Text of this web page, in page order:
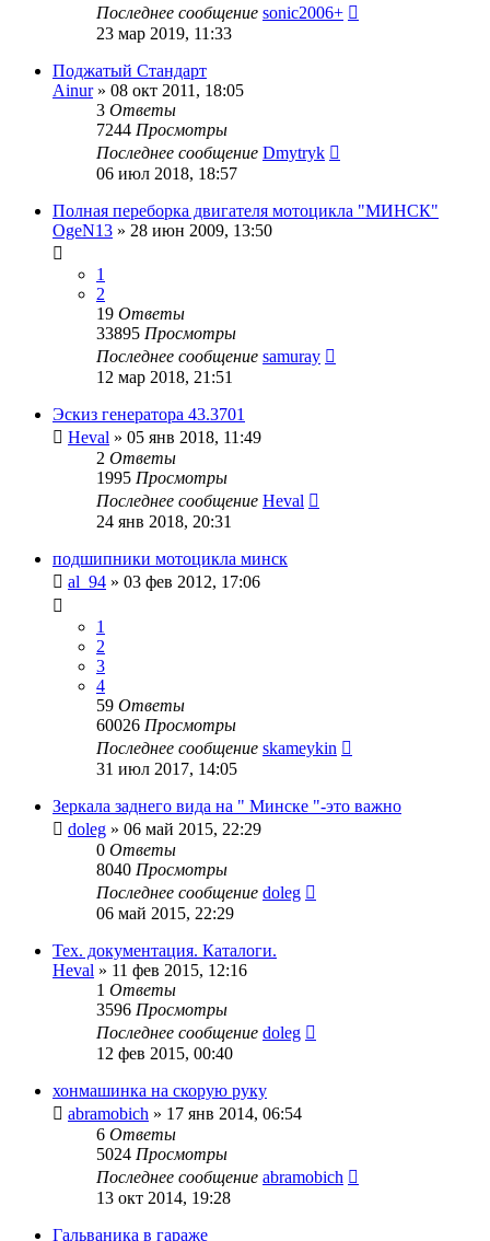
Последнее сообщение sonic2006+
23 мар 2019, 11:33
Поджатый Стандарт
Ainur» 08 окт 2011, 18:05
3 Ответы
7244 Просмотры
Последнее сообщение Dmytryk
06 июл 2018, 18:57
Полная переборка двигателя мотоцикла "МИНСК"
OgeN13 » 28 июн 2009, 13:50
1
2
19 Ответы
33895 Просмотры
Последнее сообщение samuray
12 мар 2018, 21:51
Эскиз генератора 43.3701
Heval » 05 янв 2018, 11:49
2 Ответы
1995 Просмотры
Последнее сообщение Heval
24 янв 2018, 20:31
подшипники мотоцикла минск
al_94 » 03 фев 2012, 17:06
1
2
3
4
59 Ответы
60026 Просмотры
Последнее сообщение skameykin
31 июл 2017, 14:05
Зеркала заднего вида на " Минске "-это важно
doleg » 06 май 2015, 22:29
0 Ответы
8040 Просмотры
Последнее сообщение doleg
06 май 2015, 22:29
Тех. документация. Каталоги.
Heval » 11 фев 2015, 12:16
1 Ответы
3596 Просмотры
Последнее сообщение doleg
12 фев 2015, 00:40
хонмашинка на скорую руку
abramobich » 17 янв 2014, 06:54
6 Ответы
5024 Просмотры
Последнее сообщение abramobich
13 окт 2014, 19:28
Гальваника в гараже